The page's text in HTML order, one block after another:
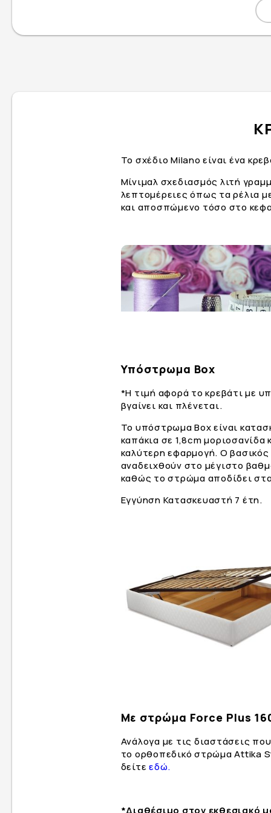
Το σχέδιο Milano είναι ένα
Μίνιμαλ σχεδιασμός λιτή
λεπτομέρειες όπως τα ρέλια
και αποσπώμενο τόσο στο
Υπόστρωμα Box
*Η τιμή αφορά το κρεβάτι με
βγαίνει και πλένεται.
Το υπόστρωμα Box είναι
καπάκια σε 1,8cm
καλύτερη εφαρμογή. Ο
αναδειχθούν στο μέγιστο
καθώς το στρώμα αποδίδει
Εγγύηση Κατασκευαστή 7 έτη.
Με στρώμα Force Plus
Ανάλογα με τις διαστάσεις
το ορθοπεδικό στρώμα Attika
δείτεεδώ.
*Διαθέσιμο στον εκθεσιακό